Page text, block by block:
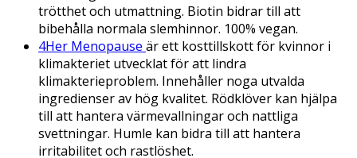
trötthet och utmattning. Biotin bidrar till att
bibehålla normala slemhinnor. 100% vegan.
4Her Menopause är ett kosttillskott för kvinnor i
klimakteriet utvecklat för att lindra
klimakterieproblem. Innehåller noga utvalda
ingredienser av hög kvalitet. Rödklöver kan hjälpa
till att hantera värmevallningar och nattliga
svettningar. Humle kan bidra till att hantera
irritabilitet och rastlöshet.